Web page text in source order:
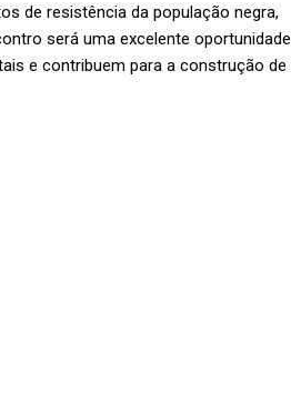
de resistência da população negra,
será uma excelente oportunidade
e contribuem para a construção de